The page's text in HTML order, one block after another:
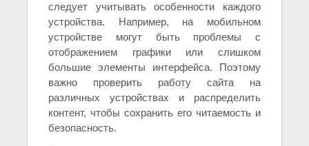
следует учитывать особенности каждого
устройства. Например, на мобильном
устройстве могут быть проблемы с
отображением графики или слишком
большие элементы интерфейса. Поэтому
важно проверить работу сайта на
различных устройствах и распределить
контент, чтобы сохранить его читаемость и
безопасность.